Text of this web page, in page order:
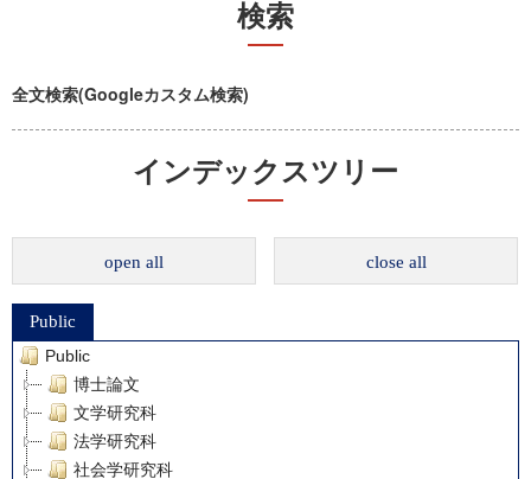
検索
全文検索(Googleカスタム検索)
インデックスツリー
open all close all
Public
Public
博士論文
文学研究科
法学研究科
社会学研究科